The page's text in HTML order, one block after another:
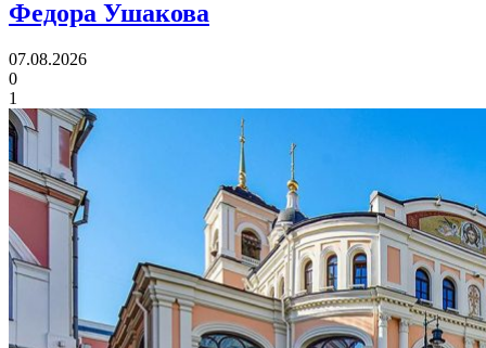
Федора Ушакова
07.08.2026
0
1